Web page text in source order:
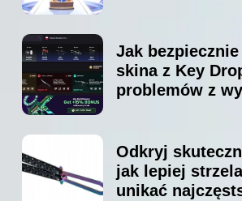
Jak
skina z Key
problemów z
Odkryj
jak lepiej
unikać